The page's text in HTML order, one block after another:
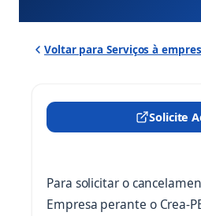
Voltar para Serviços à
Solicite
Para solicitar o
Empresa perante o Crea-